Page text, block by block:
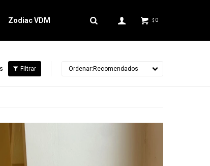
Zodiac VDM $ 0
Recomendados